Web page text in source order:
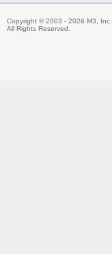
主な著書「薬局ですぐ
Copyright © 2003 - 2026 M3, Inc.
All Rights Reserved.